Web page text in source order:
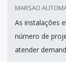
MARSAO
As instalações
número de
atender